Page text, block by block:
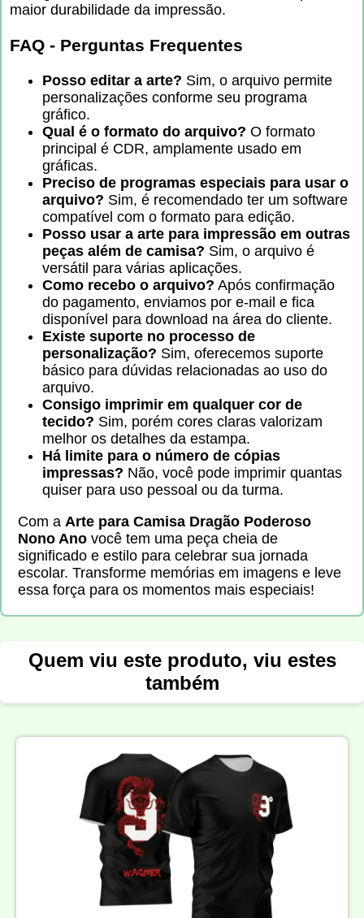
maior durabilidade da impressão.
FAQ - Perguntas Frequentes
Posso editar a arte? Sim, o arquivo permite
personalizações conforme seu programa
gráfico.
Qual é o formato do arquivo? O formato
principal é CDR, amplamente usado em
gráficas.
Preciso de programas especiais para usar o
arquivo? Sim, é recomendado ter um software
compatível com o formato para edição.
Posso usar a arte para impressão em outras
peças além de camisa? Sim, o arquivo é
versátil para várias aplicações.
Como recebo o arquivo? Após confirmação
do pagamento, enviamos por e-mail e fica
disponível para download na área do cliente.
Existe suporte no processo de
personalização? Sim, oferecemos suporte
básico para dúvidas relacionadas ao uso do
arquivo.
Consigo imprimir em qualquer cor de
tecido? Sim, porém cores claras valorizam
melhor os detalhes da estampa.
Há limite para o número de cópias
impressas? Não, você pode imprimir quantas
quiser para uso pessoal ou da turma.
Com a Arte para Camisa Dragão Poderoso
Nono Ano você tem uma peça cheia de
significado e estilo para celebrar sua jornada
escolar. Transforme memórias em imagens e leve
essa força para os momentos mais especiais!
Quem viu este produto, viu estes
também